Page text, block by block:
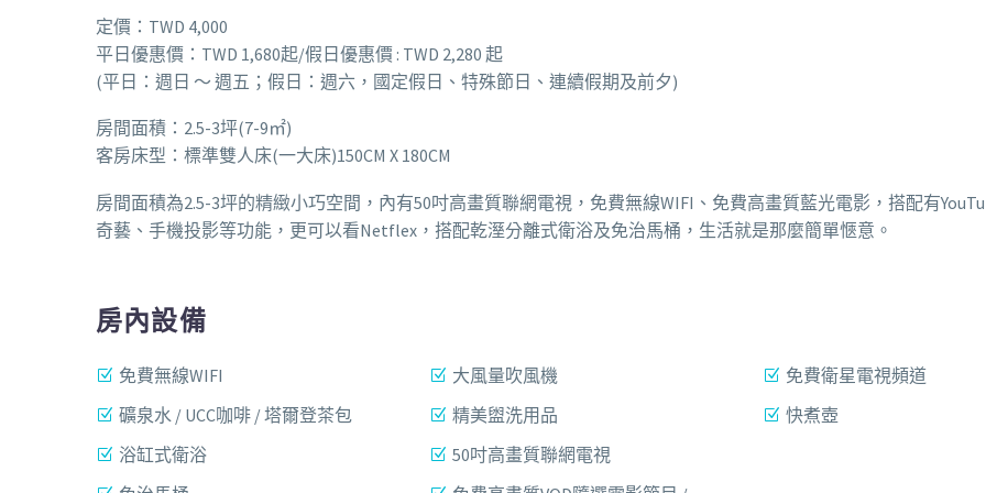
定價：TWD 4,000
平日優惠價：TWD 1,680起/假日優惠價 : TWD 2,280 起
(平日：週日 ～ 週五；假日：週六，國定假日、特殊節日、連續假期及前夕)
房間面積：2.5-3坪(7-9㎡)
客房床型：標準雙人床(一大床)150CM X 180CM
房間面積為2.5-3坪的精緻小巧空間，內有50吋高畫質聯網電視，免費無線WIFI、免費高畫質藍光電影，搭配有
奇藝、手機投影等功能，更可以看Netflex，搭配乾溼分離式衛浴及免治馬桶，生活就是那麼簡單愜意。
房內設備
免費無線WIFI
礦泉水 / UCC咖啡 / 塔爾登茶包
浴缸式衛浴
大風量吹風機
精美盥洗用品
50吋高畫質聯網電視
免費衛星電視頻道
快煮壺